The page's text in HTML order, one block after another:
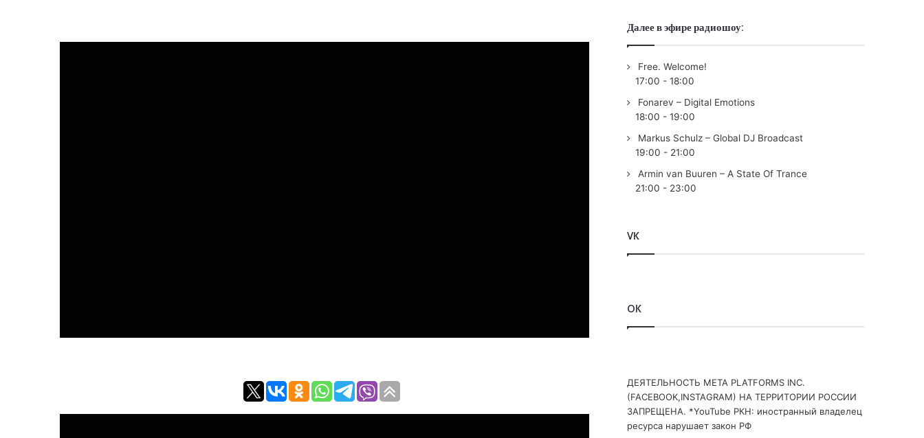
Далее в эфире радиошоу:
Free. Welcome!
17:00 -18:00
Fonarev – Digital Emotions
18:00 -19:00
Markus Schulz – Global DJ Broadcast
19:00 - 21:00
Armin van Buuren – A State Of Trance
21:00 - 23:00
VK
OK
ДЕЯТЕЛЬНОСТЬ МЕТА PLATFORMS INC.
(FACEBOOK,INSTAGRAM) НА ТЕРРИТОРИИ РОССИИ
ЗАПРЕЩЕНА. *YouTube РКН: иностранный владелец
ресурса нарушает закон РФ